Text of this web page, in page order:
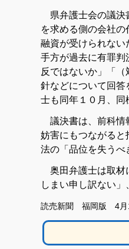
県弁護士会の議決
を求める側の会社
融資が受けられない
手方が過去に有罪判
反ではないか」「
針などについて回答
士も同年１０月、同
議決書は、前科情
妨害にもつながると
法の「品位を失うべ
奥田弁護士は取材
しまい申し訳ない」
読売新聞 福岡版 4月